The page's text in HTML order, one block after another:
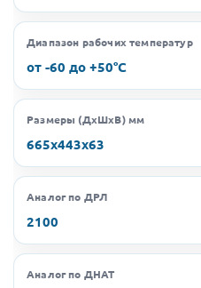
Диапазон рабочих температур
от -60 до +50°C
Размеры (ДхШхВ) мм
665х443х63
Аналог по ДРЛ
2100
Аналог по ДНАТ